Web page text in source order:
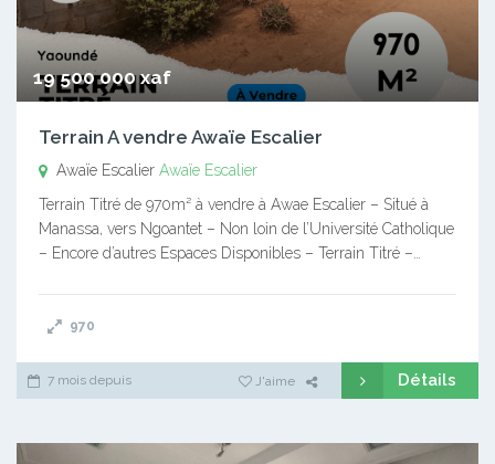
19 500 000 xaf
Terrain A vendre Awaïe Escalier
Awaïe Escalier Awaïe Escalier
Terrain Titré de 970m² à vendre à Awae Escalier – Situé à
Manassa, vers Ngoantet – Non loin de l’Université Catholique
– Encore d’autres Espaces Disponibles – Terrain Titré –…
970
7 mois depuis J'aime Détails